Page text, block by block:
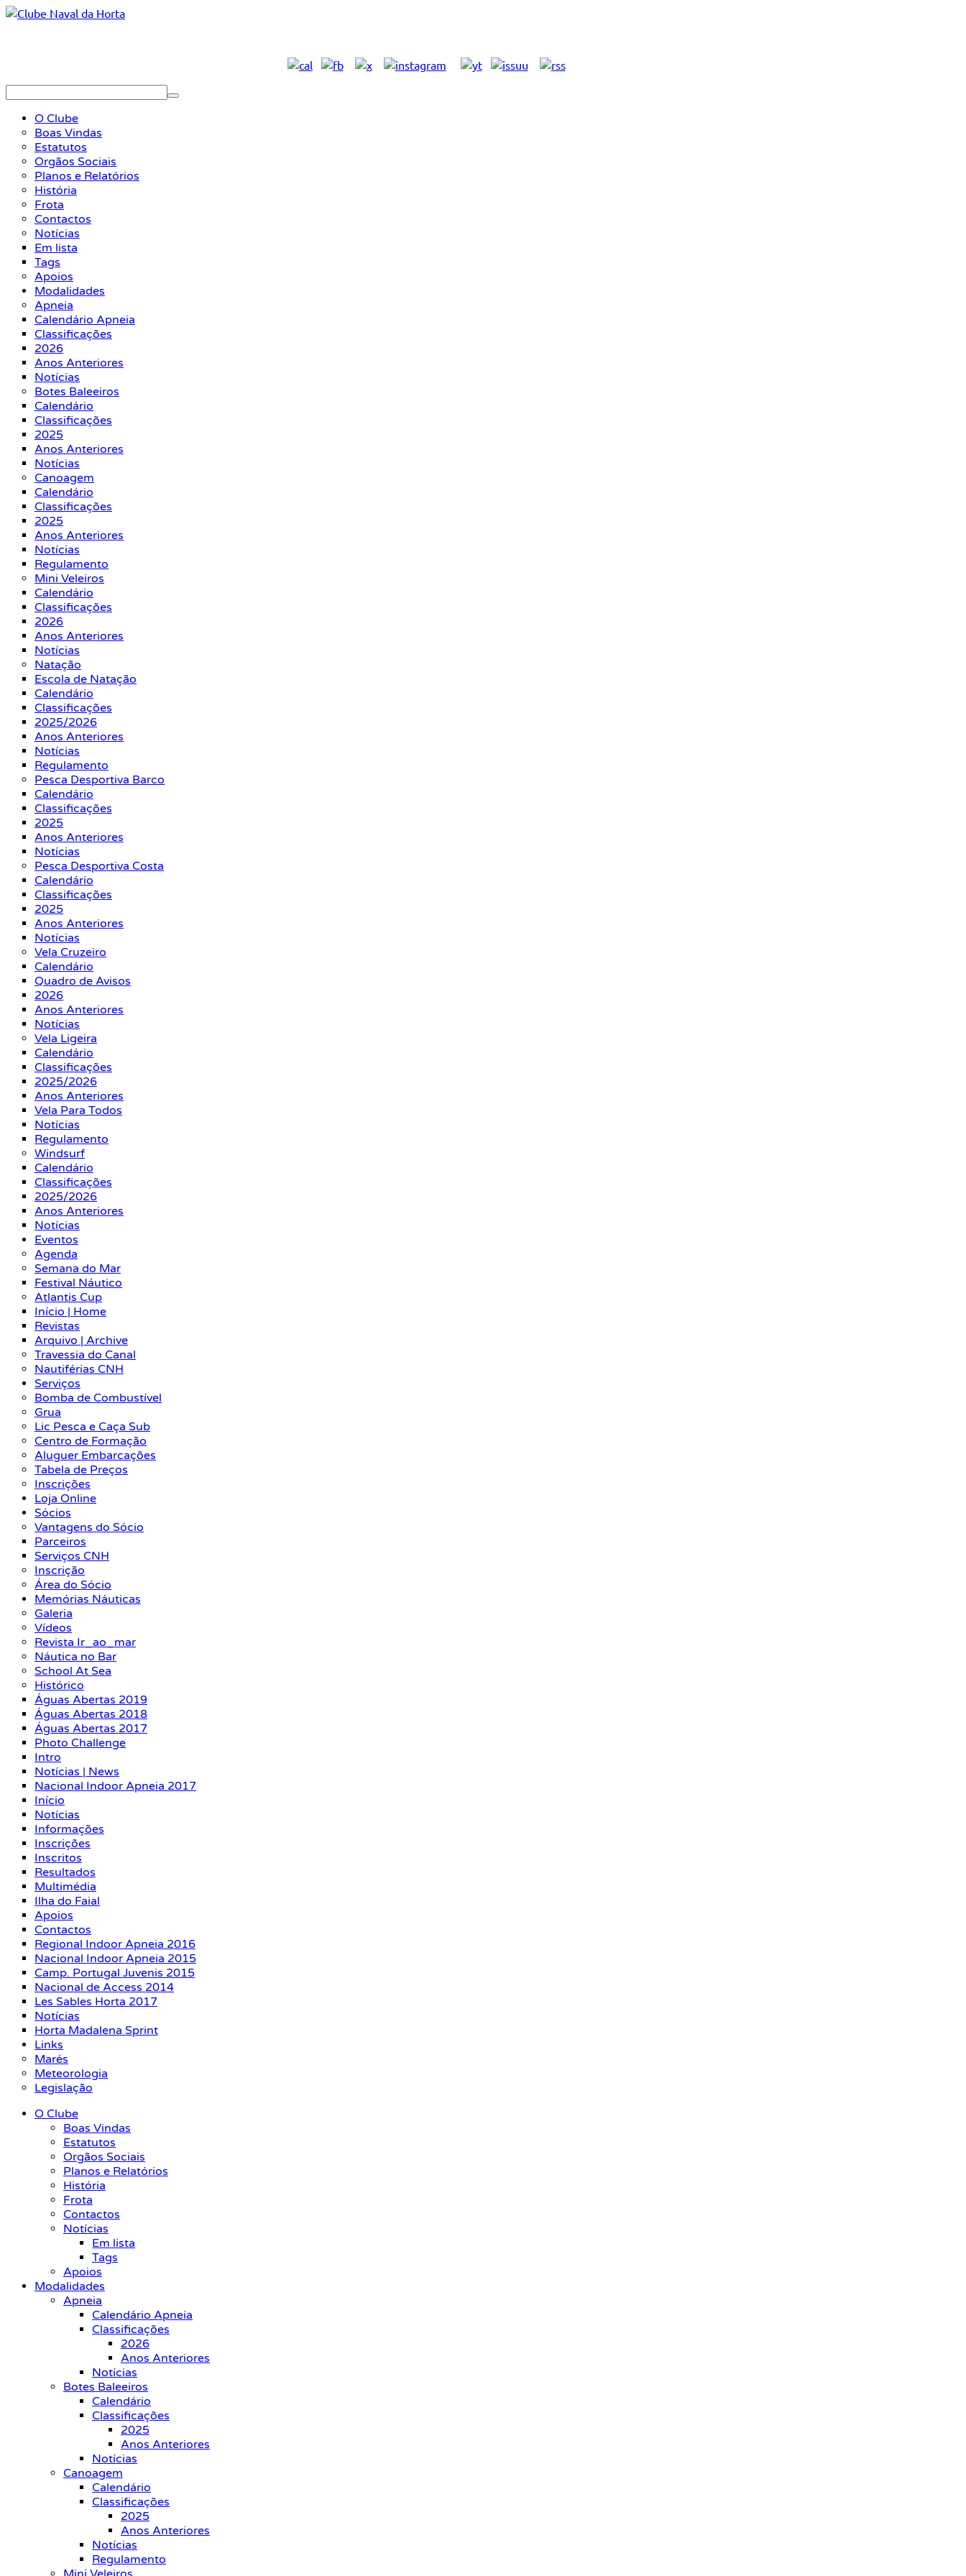
O Clube
Boas Vindas
Estatutos
Orgãos Sociais
Planos e Relatórios
História
Frota
Contactos
Notícias
Em lista
Tags
Apoios
Modalidades
Apneia
Calendário Apneia
Classificações
2026
Anos Anteriores
Notícias
Botes Baleeiros
Calendário
Classificações
2025
Anos Anteriores
Notícias
Canoagem
Calendário
Classificações
2025
Anos Anteriores
Notícias
Regulamento
Mini Veleiros
Calendário
Classificações
2026
Anos Anteriores
Notícias
Natação
Escola de Natação
Calendário
Classificações
2025/2026
Anos Anteriores
Notícias
Regulamento
Pesca Desportiva Barco
Calendário
Classificações
2025
Anos Anteriores
Notícias
Pesca Desportiva Costa
Calendário
Classificações
2025
Anos Anteriores
Notícias
Vela Cruzeiro
Calendário
Quadro de Avisos
2026
Anos Anteriores
Notícias
Vela Ligeira
Calendário
Classificações
2025/2026
Anos Anteriores
Vela Para Todos
Notícias
Regulamento
Windsurf
Calendário
Classificações
2025/2026
Anos Anteriores
Notícias
Eventos
Agenda
Semana do Mar
Festival Náutico
Atlantis Cup
Início | Home
Revistas
Arquivo | Archive
Travessia do Canal
Nautiférias CNH
Serviços
Bomba de Combustível
Grua
Lic Pesca e Caça Sub
Centro de Formação
Aluguer Embarcações
Tabela de Preços
Inscrições
Loja Online
Sócios
Vantagens do Sócio
Parceiros
Serviços CNH
Inscrição
Área do Sócio
Memórias Náuticas
Galeria
Vídeos
Revista Ir_ao_mar
Náutica no Bar
School At Sea
Histórico
Águas Abertas 2019
Águas Abertas 2018
Águas Abertas 2017
Photo Challenge
Intro
Notícias | News
Nacional Indoor Apneia 2017
Início
Notícias
Informações
Inscrições
Inscritos
Resultados
Multimédia
Ilha do Faial
Apoios
Contactos
Regional Indoor Apneia 2016
Nacional Indoor Apneia 2015
Camp. Portugal Juvenis 2015
Nacional de Access 2014
Les Sables Horta 2017
Notícias
Horta Madalena Sprint
Links
Marés
Meteorologia
Legislação
O Clube
Boas Vindas
Estatutos
Orgãos Sociais
Planos e Relatórios
História
Frota
Contactos
Notícias
Em lista
Tags
Apoios
Modalidades
Apneia
Calendário Apneia
Classificações
2026
Anos Anteriores
Notícias
Botes Baleeiros
Calendário
Classificações
2025
Anos Anteriores
Notícias
Canoagem
Calendário
Classificações
2025
Anos Anteriores
Notícias
Regulamento